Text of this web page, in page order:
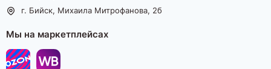
г. Бийск, Михаила Митрофанова, 2б
Мы на маркетплейсах